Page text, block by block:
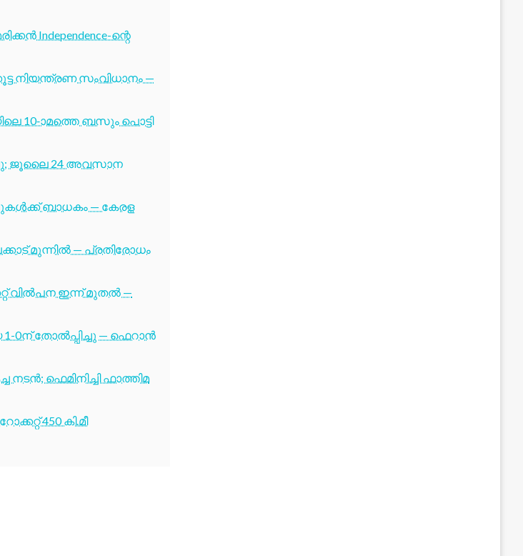
Independence-ന്റെ
നിയന്ത്രണ സംവിധാനം —
10-ാമത്തെ ബസും പൊട്ടി
ജൂലൈ 24 അവസാന
ബാധകം — കേരള
മുന്നിൽ — പ്രതിരോധം
വിൽപന ഇന്ന് മുതൽ —
0ന് തോൽപ്പിച്ചു — ഫെറാൻ
നടൻ; ഫെമിനിച്ചി ഫാത്തിമ
450 കി.മീ